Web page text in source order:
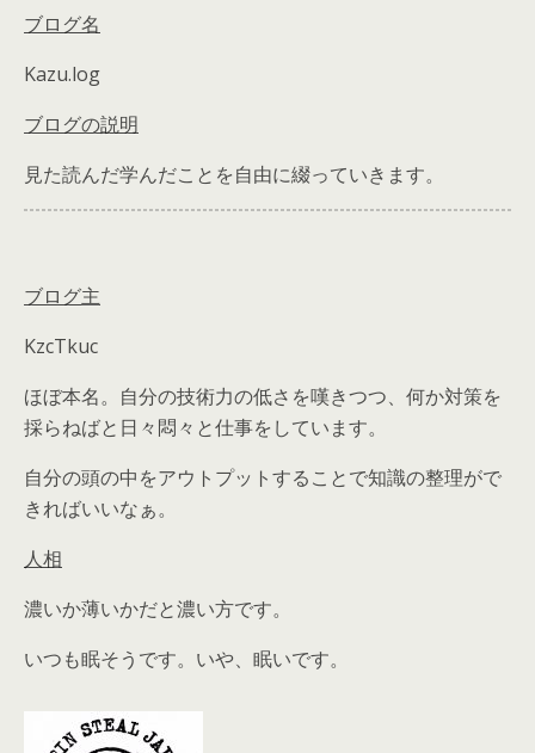
ブログ名
Kazu.log
ブログの説明
見た読んだ学んだことを自由に綴っていきます。
ブログ主
KzcTkuc
ほぼ本名。自分の技術力の低さを嘆きつつ、何か対策を
採らねばと日々悶々と仕事をしています。
自分の頭の中をアウトプットすることで知識の整理がで
きればいいなぁ。
人相
濃いか薄いかだと濃い方です。
いつも眠そうです。いや、眠いです。